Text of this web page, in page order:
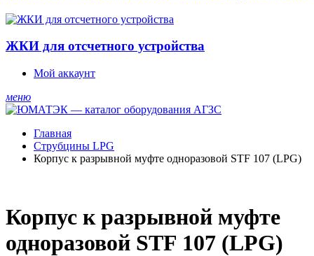
ЖКИ для отсчетного устройства
Мой аккаунт
меню
Главная
Струбцины LPG
Корпус к разрывной муфте одноразовой STF 107 (LPG)
Корпус к разрывной муфте
одноразовой STF 107 (LPG)